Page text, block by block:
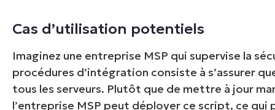
Cas d’utilisation potentiels
Imaginez une entreprise MSP qui supervise la
procédures d’intégration consiste à s’assurer
tous les serveurs. Plutôt que de mettre à jour
l’entreprise MSP peut déployer ce script, ce